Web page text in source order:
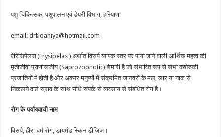
पशु चिकित्सक, पशुपालन एवं डेयरी विभाग, हरियाणा
email: drkldahiya@hotmail.com
ऐरिसिपेलस (Erysipelas ) अर्थात विसर्प व्यापक स्तर पर पायी जाने वाली आर्थिक महत्व की
मृतोजीवी प्राणीरूजीय (Saprozoonotic) बीमारी है जो संभावित रूप से सभी कशेरुकी
प्रजातियों में होती है और अक्सर मनुष्यों में संक्रमित जानवरों के मल, लार या नाक से
निकलने वाले स्राव के साथ सीधे संपर्क से व्यवसाय से संबंधित रोग है।
रोग के पर्यायवाची नाम
विसर्प, हीरा चर्म रोग, डायमंड स्किन डीजिज।